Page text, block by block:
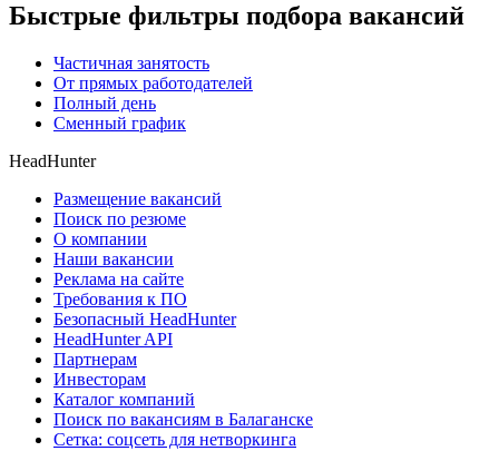
Быстрые фильтры подбора вакансий
Частичная занятость
От прямых работодателей
Полный день
Сменный график
HeadHunter
Размещение вакансий
Поиск по резюме
О компании
Наши вакансии
Реклама на сайте
Требования к ПО
Безопасный HeadHunter
HeadHunter API
Партнерам
Инвесторам
Каталог компаний
Поиск по вакансиям в Балаганске
Сетка: соцсеть для нетворкинга